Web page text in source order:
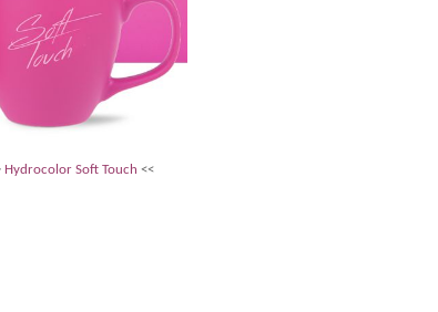
Hydrocolor Soft Touch <<